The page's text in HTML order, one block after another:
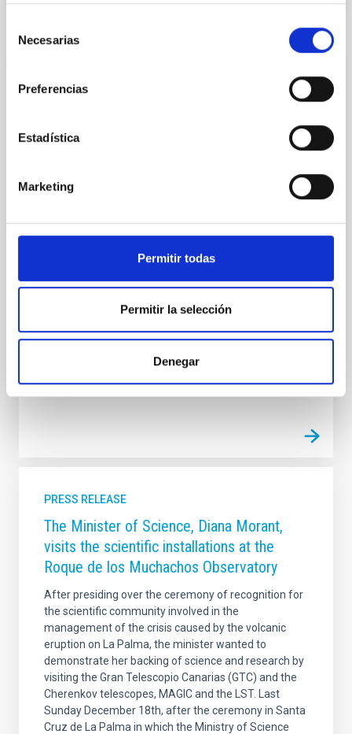
Necesarias
Preferencias
Estadística
Marketing
Permitir todas
Permitir la selección
Denegar
Diana Morant, Minister of Science and
Astrophysics in La Palma
Morant, visited last Wednesday the Centre for
Astrophysics’ facilities in La Palma (CALP) to know
and on the operation of the facilities at the Roque de
During her visit, she held a meeting with IAC Director
Rafael Rebolo, which was also attended by the
Romano Corradi, and the ORM Site Manager, Juan
Carlos Pérez Arencibia. Accompanying the Minister
Advertised on 10/22/2021 - 11:18
PRESS RELEASE
The Minister of Science, Diana Morant,
visits the scientific installations at the
Roque de los Muchachos Observatory
After presiding over the ceremony of recognition for
the scientific community involved in the
management of the crisis caused by the volcanic
eruption on La Palma, the minister wanted to
demonstrate her backing of science and research by
visiting the Gran Telescopio Canarias (GTC) and the
Cherenkov telescopes, MAGIC and the LST. Last
Sunday December 18th, after the ceremony in Santa
Cruz de La Palma in which the Ministry of Science